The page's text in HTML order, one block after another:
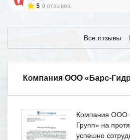
5 9 отзывов
Все отзывы
Компания ООО «Барс-
Компания ООО
Групп» на
успешно